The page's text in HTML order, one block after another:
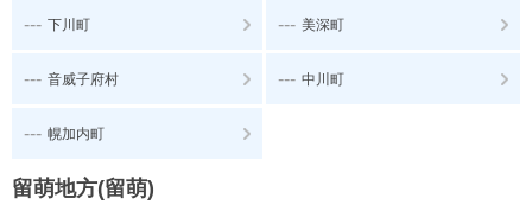
--- 下川町 --- 美深町
--- 音威子府村 --- 中川町
--- 幌加内町
留萌地方(留萌)